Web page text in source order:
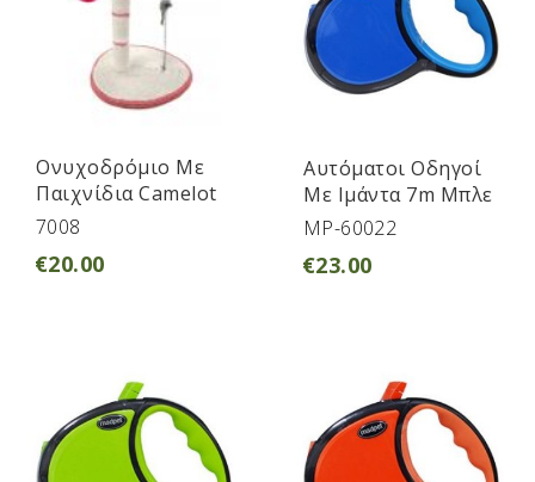
Ονυχοδρόμιο Με
Παιχνίδια Camelot
7008
€20.00
Αυτόματοι Οδηγοί
Με Ιμάντα 7m Μπλε
MP-60022
€23.00